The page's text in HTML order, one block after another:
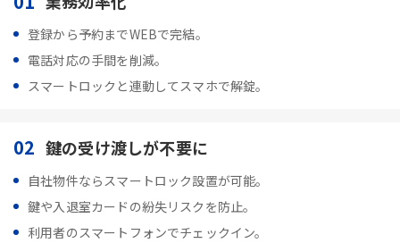
登録から予約までWEBで完結。
電話対応の手間を削減。
スマートロックと連動してスマホで解錠。
02 鍵の受け渡しが不要に
自社物件ならスマートロック設置が可能。
鍵や入退室カードの紛失リスクを防止。
利用者のスマートフォンでチェックイン。